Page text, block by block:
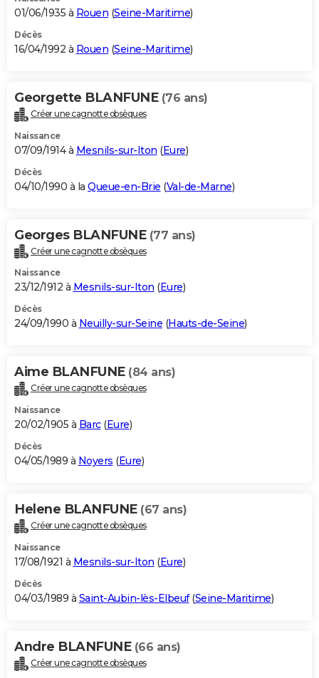
01/06/1935 à Rouen (Seine-Maritime)
Décès
16/04/1992 à Rouen (Seine-Maritime)
Georgette BLANFUNE (76 ans)
Créer une cagnotte obsèques
Naissance
07/09/1914 à Mesnils-sur-Iton (Eure)
Décès
04/10/1990 à la Queue-en-Brie (Val-de-Marne)
Georges BLANFUNE (77 ans)
Créer une cagnotte obsèques
Naissance
23/12/1912 à Mesnils-sur-Iton (Eure)
Décès
24/09/1990 à Neuilly-sur-Seine (Hauts-de-Seine)
Aime BLANFUNE (84 ans)
Créer une cagnotte obsèques
Naissance
20/02/1905 à Barc(Eure)
Décès
04/05/1989 à Noyers (Eure)
Helene BLANFUNE (67 ans)
Créer une cagnotte obsèques
Naissance
17/08/1921 à Mesnils-sur-Iton (Eure)
Décès
04/03/1989 à Saint-Aubin-lès-Elbeuf(Seine-Maritime)
Andre BLANFUNE (66 ans)
Créer une cagnotte obsèques